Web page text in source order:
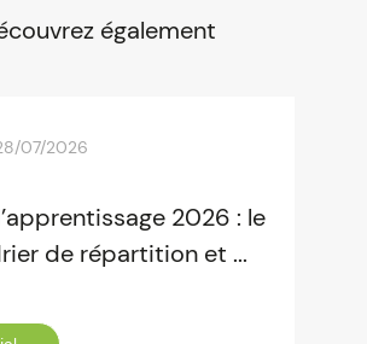
également
07/2026
2026 : le
de répartition et ...